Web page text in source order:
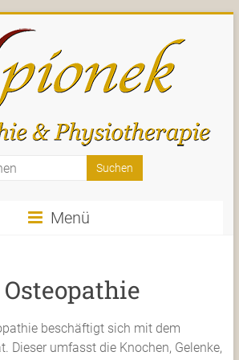
Menü
beschäftigt sich mit dem
Dieser umfasst die Knochen, Gelenke,